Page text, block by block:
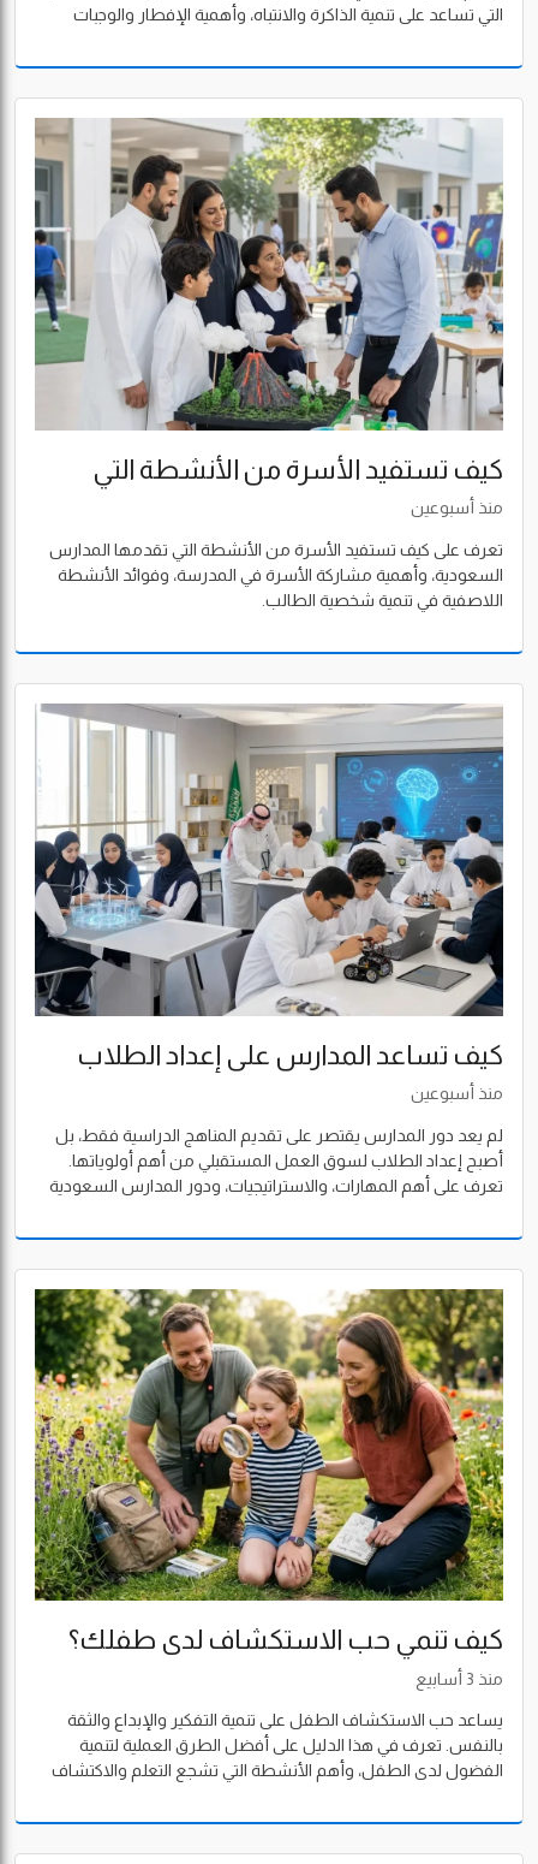
التي تساعد على تنمية الذاكرة والانتباه، وأهمية الإفطار والوجبات
كيف تستفيد الأسرة من الأنشطة التي
تقدمها المدارس السعودية؟
منذ أسبوعين
تعرف على كيف تستفيد الأسرة من الأنشطة التي تقدمها المدارس
السعودية، وأهمية مشاركة الأسرة في المدرسة، وفوائد الأنشطة
اللاصفية في تنمية شخصية الطالب.
كيف تساعد المدارس على إعداد الطلاب
لسوق العمل المستقبلي؟
منذ أسبوعين
لم يعد دور المدارس يقتصر على تقديم المناهج الدراسية فقط، بل
أصبح إعداد الطلاب لسوق العمل المستقبلي من أهم أولوياتها.
تعرف على أهم المهارات، والاستراتيجيات، ودور المدارس السعودية
كيف تنمي حب الاستكشاف لدى طفلك؟
دليل شامل لبناء طفل فضولي يحب التعلم
منذ 3 أسابيع
يساعد حب الاستكشاف الطفل على تنمية التفكير والإبداع والثقة
بالنفس. تعرف في هذا الدليل على أفضل الطرق العملية لتنمية
الفضول لدى الطفل، وأهم الأنشطة التي تشجع التعلم والاكتشاف